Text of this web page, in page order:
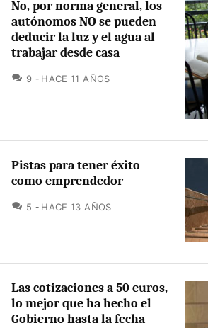
No, por norma general, los
autónomos NO se pueden
deducir la luz y el agua al
trabajar desde casa
9 COMENTARIOS
HACE 11 AÑOS
Pistas para tener éxito
como emprendedor
5 COMENTARIOS
HACE 13 AÑOS
Las cotizaciones a 50 euros,
lo mejor que ha hecho el
Gobierno hasta la fecha